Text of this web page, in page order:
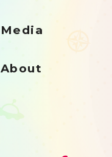
Media
About